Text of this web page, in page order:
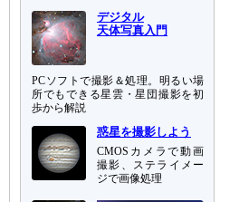
デジタル
天体写真入門
PCソフトで撮影＆処理。明るい場
所でもできる星雲・星団撮影を初
歩から解説
惑星を撮影しよう
CMOSカメラで動画
撮影、ステライメー
ジで画像処理